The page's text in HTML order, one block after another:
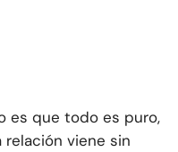
es que todo es puro,
relación viene sin